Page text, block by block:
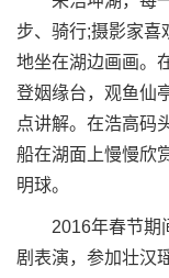
步、骑行;摄影家喜
地坐在湖边画画。
登姻缘台，观鱼仙
点讲解。在浩高码
船在湖面上慢慢欣
明球。
2016年春节期间
剧表演，参加壮汉